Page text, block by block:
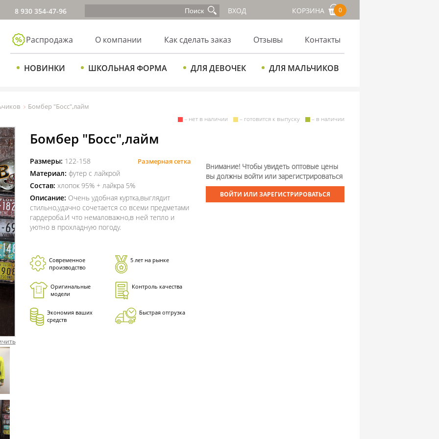
8 930 354-47-96 ВХОД КОРЗИНА 0
Распродажа О компании Как сделать заказ Отзывы Контакты
НОВИНКИ ШКОЛЬНАЯ ФОРМА ДЛЯ ДЕВОЧЕК ДЛЯ МАЛЬЧИКОВ
Бомбер "Босс",лайм
– нет в наличии – готовится к выпуску – в наличии
Бомбер "Босс",лайм
Размеры: 122-158 Размерная сетка
Материал: футер с лайкрой
Состав: хлопок 95% + лайкра 5%
Описание: Очень удобная куртка,выглядит
стильно,удачно сочетается со всеми предметами
гардероба.И что немаловажно,в ней тепло и
уютно в прохладную погоду.
Современное
производство
5 лет на рынке
Оригинальные
модели
Контроль качества
Экономия ваших
средств
Быстрая отгрузка
Внимание! Чтобы увидеть оптовые цены
вы должны войти или зарегистрироваться
ВОЙТИ ИЛИ ЗАРЕГИСТРИРОВАТЬСЯ